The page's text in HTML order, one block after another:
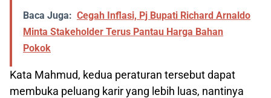
Baca Juga: Cegah Inflasi, Pj Bupati Richard Arnaldo
Minta Stakeholder Terus Pantau Harga Bahan
Pokok
Kata Mahmud, kedua peraturan tersebut dapat
membuka peluang karir yang lebih luas, nantinya